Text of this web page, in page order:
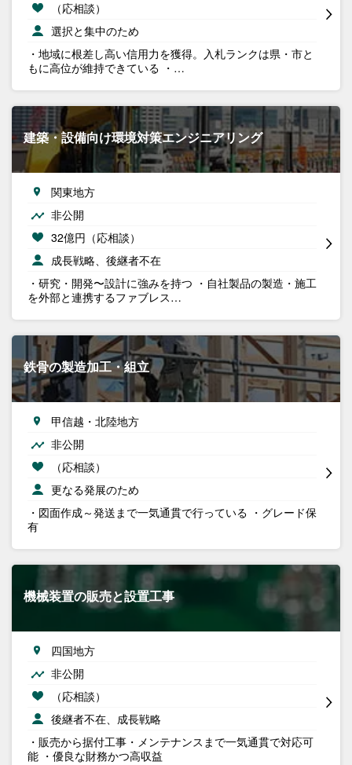
（応相談）
選択と集中のため
・地域に根差し高い信用力を獲得。入札ランクは県・市と
もに高位が維持できている ・…
建築・設備向け環境対策エンジニアリング
関東地方
非公開
32億円（応相談）
成長戦略、後継者不在
・研究・開発〜設計に強みを持つ ・自社製品の製造・施工
を外部と連携するファブレス…
鉄骨の製造加工・組立
甲信越・北陸地方
非公開
（応相談）
更なる発展のため
・図面作成～発送まで一気通貫で行っている ・グレード保
有
機械装置の販売と設置工事
四国地方
非公開
（応相談）
後継者不在、成長戦略
・販売から据付工事・メンテナンスまで一気通貫で対応可
能 ・優良な財務かつ高収益